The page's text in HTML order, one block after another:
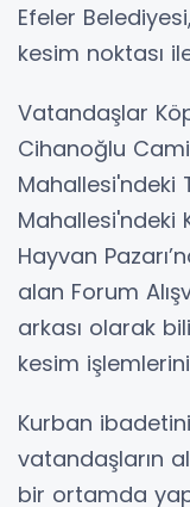
Efeler
kesim noktası
Vatandaşlar
Cihanoğlu
Mahallesi'ndeki
Mahallesi'ndeki
Hayvan
alan Forum
arkası olarak
kesim
Kurban
vatandaşların
bir ortamda